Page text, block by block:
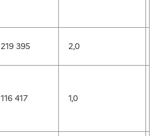
219 395 2,0
116 417 1,0